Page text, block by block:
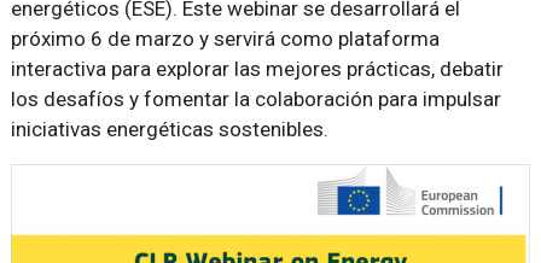
energéticos (ESE). Este webinar se desarrollará el
próximo 6 de marzo y servirá como plataforma
interactiva para explorar las mejores prácticas, debatir
los desafíos y fomentar la colaboración para impulsar
iniciativas energéticas sostenibles.